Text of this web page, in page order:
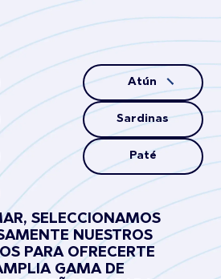
Atún
Sardinas
Paté
SELECCIONAMOS
NUESTROS
PARA OFRECERTE
GAMA DE